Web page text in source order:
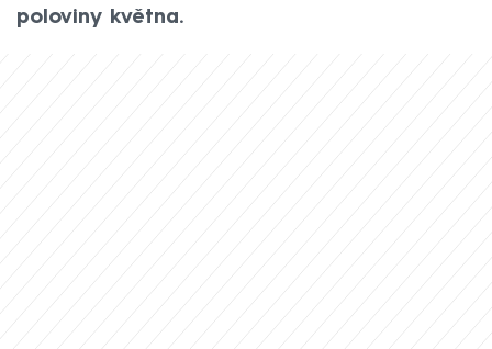
poloviny května.